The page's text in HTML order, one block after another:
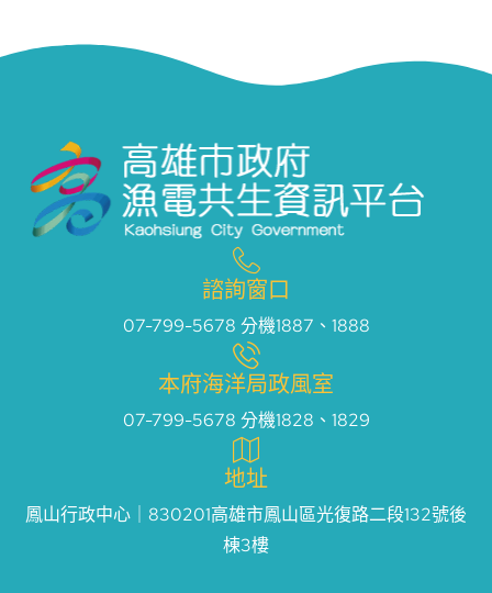
諮詢窗口
07-799-5678 分機1887、1888
本府海洋局政風室
07-799-5678 分機1828、1829
地址
鳳山行政中心｜830201高雄市鳳山區光復路二段132號後
棟3樓